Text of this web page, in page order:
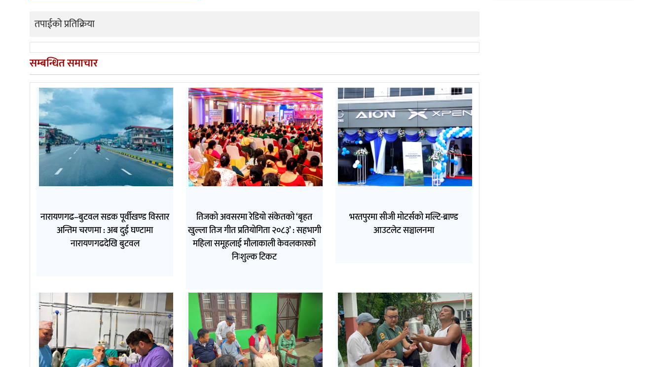
तपाईको प्रतिक्रिया
सम्बन्धित समाचार
नारायणगढ–बुटवल सडक पूर्वीखण्ड विस्तार
अन्तिम चरणमा : अब दुई घण्टामा
नारायणगढदेखि बुटवल
तिजको अवसरमा रेडियो संकेतको ‘बृहत
खुल्ला तिज गीत प्रतियोगिता २०८३’ : सहभागी
महिला समूहलाई मौलाकाली केवलकारको
निःशुल्क टिकट
भरतपुरमा सीजी मोटर्सको मल्टि-ब्राण्ड
आउटलेट सञ्चालनमा